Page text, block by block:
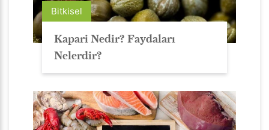
Bitkisel
Kapari Nedir? Faydaları
Nelerdir?